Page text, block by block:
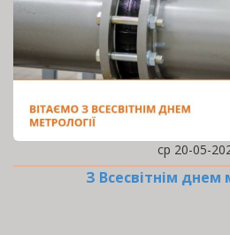
ср 20-05-
З Всесвітнім днем